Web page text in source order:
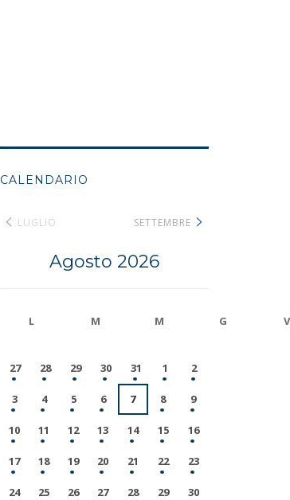
CALENDARIO
LUGLIO
Agosto 2026
SETTEMBRE
L M M G V
27 28 29 30 31 1 2
3 4 5 6 7 8 9
10 11 12 13 14 15 16
17 18 19 20 21 22 23
24 25 26 27 28 29 30